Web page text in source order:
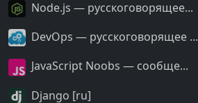
Node.js — русскоговорящее...
DevOps — русскоговорящее ...
JavaScript Noobs — сообще...
Django [ru]